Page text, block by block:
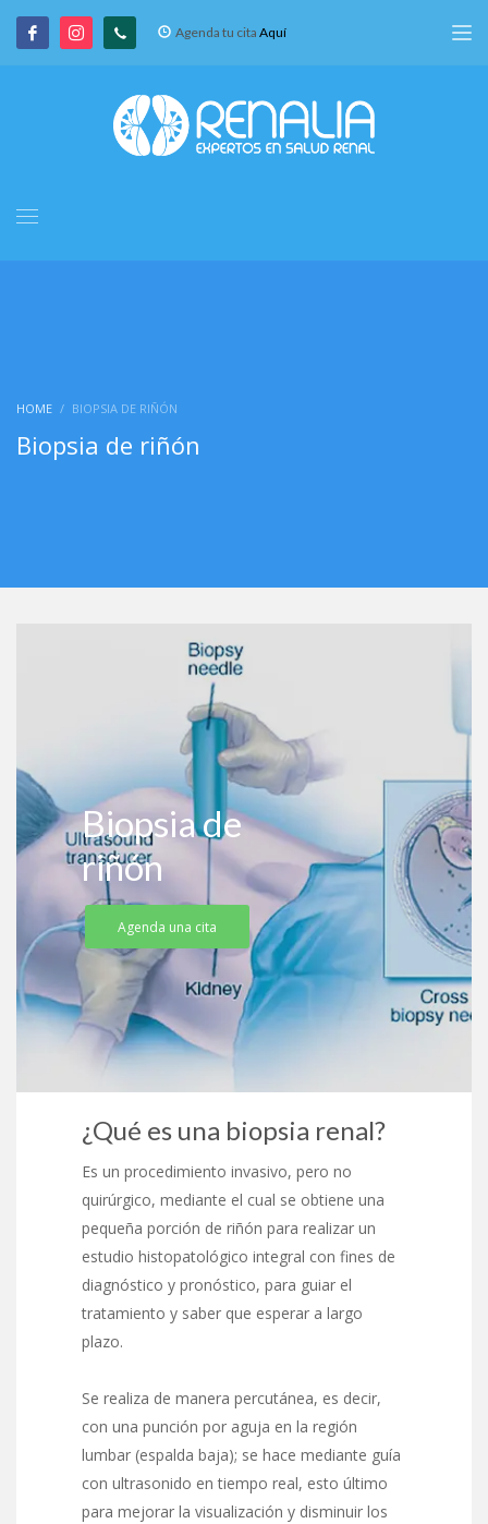
Agenda tu cita Aquí
HOME BIOPSIA DE RIÑÓN
Biopsia de riñón
Biopsia de
riñón
Agenda una cita
¿Qué es una biopsia renal?
Es un procedimiento invasivo, pero no
quirúrgico, mediante el cual se obtiene una
pequeña porción de riñón para realizar un
estudio histopatológico integral con fines de
diagnóstico y pronóstico, para guiar el
tratamiento y saber que esperar a largo
plazo.
Se realiza de manera percutánea, es decir,
con una punción por aguja en la región
lumbar (espalda baja); se hace mediante guía
con ultrasonido en tiempo real, esto último
para mejorar la visualización y disminuir los